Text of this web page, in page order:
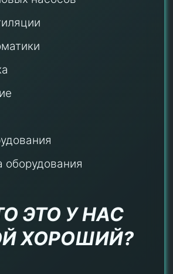
оборудования
ЭТО У НАС
ХОРОШИЙ?